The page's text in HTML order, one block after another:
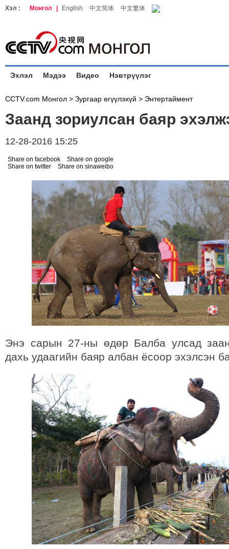
Хэл : Монгол English 中文简体 中文繁体
Эхлэл Мэдээ Видео Нэвтрүүлэг
CCTV.com Монгол > Зургаар өгүүлэхүй > Энтертаймент
Заанд зориулсан баяр
12-28-2016 15:25
Share on facebook
Share on google
Share on twitter
Share on sinaweibo
Энэ сарын 27-ны өдөр Балба улсад
дахь удаагийн баяр албан ёсоор эхэлсэн